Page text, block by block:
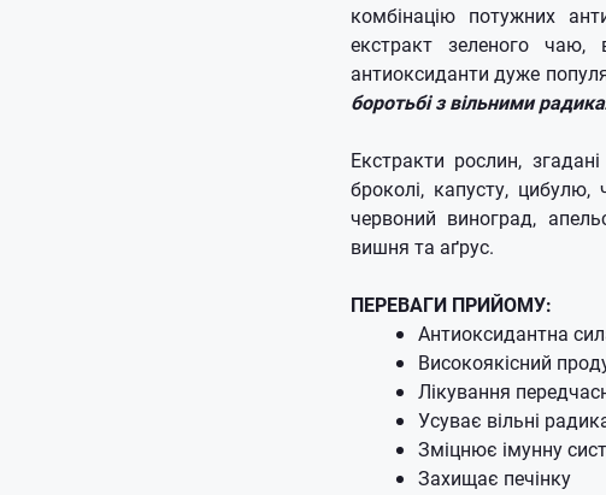
комбінацію потужних
екстракт зеленого чаю,
антиоксиданти дуже
боротьбі з вільними
Екстракти рослин,
броколі, капусту,
червоний виноград,
вишня та аґрус.
ПЕРЕВАГИ ПРИЙОМУ:
Антиоксидантна
Високоякісний
Лікування
Усуває вільні
Зміцнює імунну
Захищає печінку